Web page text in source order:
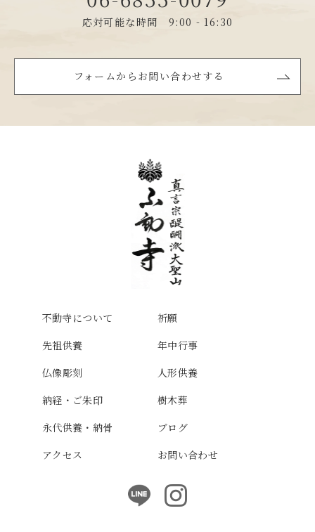
応対可能な時間 9:00 - 16:30
フォームからお問い合わせする
不動寺について
祈願
先祖供養
年中行事
仏像彫刻
人形供養
納経・ご朱印
樹木葬
永代供養・納骨
ブログ
アクセス
お問い合わせ